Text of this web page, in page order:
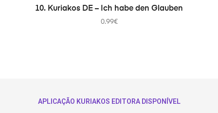
IN DEN WARENKORB
10. Kuriakos DE – Ich habe den Glauben
0.99€
APLICAÇÃO KURIAKOS EDITORA DISPONÍVEL